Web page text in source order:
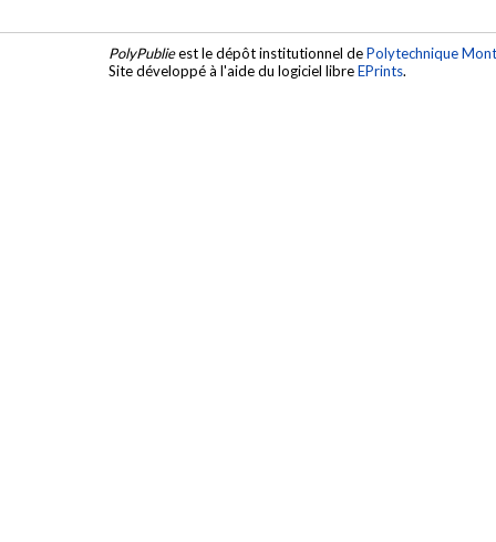
PolyPublieest le dépôt institutionnel dePolytechnique
Site développé à l'aide du logiciel libreEPrints.